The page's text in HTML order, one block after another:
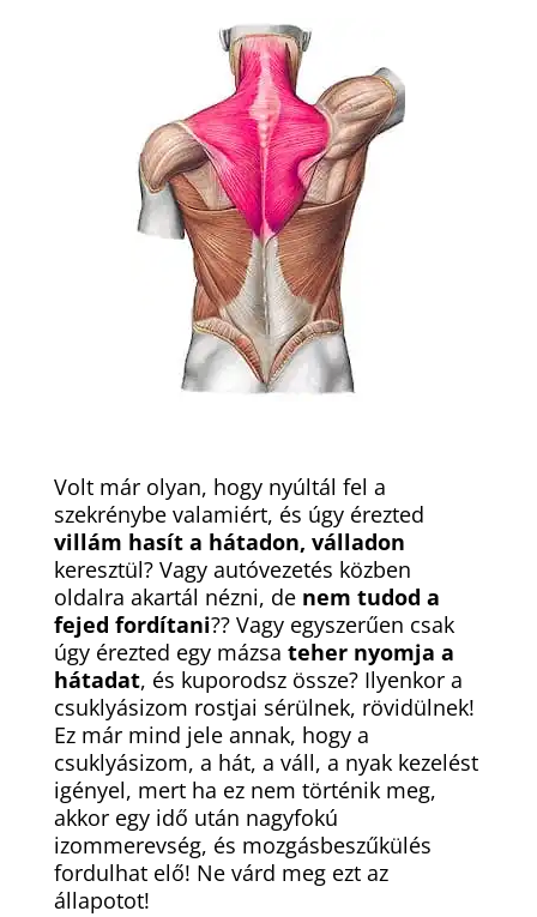
Volt már olyan, hogy nyúltál fel a
szekrénybe valamiért, és úgy érezted
villám hasít a hátadon, válladon
keresztül? Vagy autóvezetés közben
oldalra akartál nézni, de nem tudod a
fejed fordítani?? Vagy egyszerűen csak
úgy érezted egy mázsa teher nyomja a
hátadat, és kuporodsz össze? Ilyenkor a
csuklyásizom rostjai sérülnek, rövidülnek!
Ez már mind jele annak, hogy a
csuklyásizom, a hát, a váll, a nyak kezelést
igényel, mert ha ez nem történik meg,
akkor egy idő után nagyfokú
izommerevség, és mozgásbeszűkülés
fordulhat elő! Ne várd meg ezt az
állapotot!